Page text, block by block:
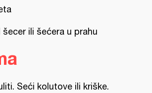
ili šećera u prahu
Seći kolutove ili kriške.